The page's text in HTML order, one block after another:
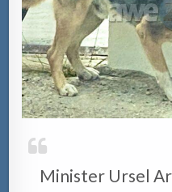
Minister Ursel